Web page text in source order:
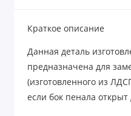
Краткое описание
Данная деталь
предназначена для
(изготовленного из
если бок пенала